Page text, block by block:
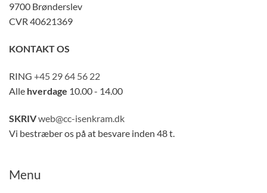
9700 Brønderslev
CVR 40621369
KONTAKT OS
RING +45 29 64 56 22
Alle hverdage 10.00 - 14.00
SKRIVweb@cc-isenkram.dk
Vi bestræber os på at besvare inden 48 t.
Menu